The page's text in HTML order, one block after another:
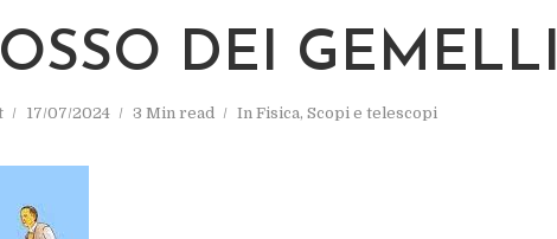
DEI GEMELLI
17/07/2024 3 Min read In Fisica, Scopi e telescopi